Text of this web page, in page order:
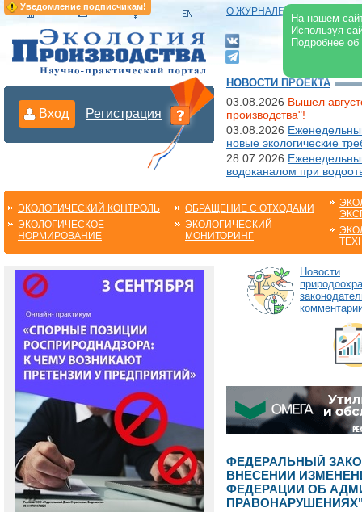
Уведомление подписчикам!
На нашем
Используя
Подробнее
О ЖУРНАЛЕ |
Вход Регистрация
НОВОСТИ ПРОЕКТА
03.08.2026 Вышел
производства"!
03.08.2026
новые экологические
28.07.2026
водоканалом при
ЭКОЛОГИЧЕСКИЙ КОНТРОЛЬ
ЭКОЛОГИЧЕСКОЕ
НОРМИРОВАНИЕ
ОБРАЩЕНИЕ С ОТХОДАМИ
ЭКОЛОГИЧЕСКИЙ
МОНИТОРИНГ
Новости
ФЕДЕРАЛЬНЫЙ
ВНЕСЕНИИ
ФЕДЕРАЦИИ ОБ